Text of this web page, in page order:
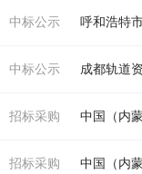
中标公示 呼和浩特
中标公示 成都轨道
招标采购 中国（内
招标采购 中国（内